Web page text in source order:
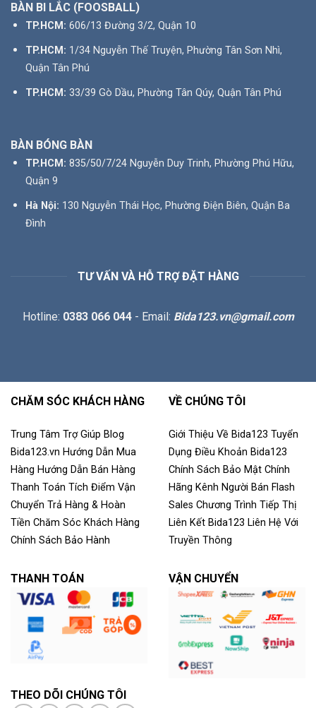
BÀN BI LẮC (FOOSBALL)
TP.HCM: 606/13 Đường 3/2, Quận 10
TP.HCM: 1/34 Nguyễn Thế Truyện, Phường Tân Sơn Nhì,
Quận Tân Phú
TP.HCM: 33/39 Gò Dầu, Phường Tân Qúy, Quận Tân Phú
BÀN BÓNG BÀN
TP.HCM: 835/50/7/24 Nguyễn Duy Trinh, Phường Phú Hữu,
Quận 9
Hà Nội: 130 Nguyễn Thái Học, Phường Điện Biên, Quận Ba
Đình
TƯ VẤN VÀ HỖ TRỢ ĐẶT HÀNG
Hotline: 0383 066 044- Email: Bida123.vn@gmail.com
CHĂM SÓC KHÁCH HÀNG
Trung Tâm Trợ Giúp Blog
Bida123.vn Hướng Dẫn Mua
Hàng Hướng Dẫn Bán Hàng
Thanh Toán Tích Điểm Vận
Chuyển Trả Hàng & Hoàn
Tiền Chăm Sóc Khách Hàng
Chính Sách Bảo Hành
VỀ CHÚNG TÔI
Giới Thiệu Về Bida123 Tuyển
Dụng Điều Khoản Bida123
Chính Sách Bảo Mật Chính
Hãng Kênh Người Bán Flash
Sales Chương Trình Tiếp Thị
Liên Kết Bida123 Liên Hệ Với
Truyền Thông
THANH TOÁN
THEO DÕI CHÚNG TÔI
VẬN CHUYỂN